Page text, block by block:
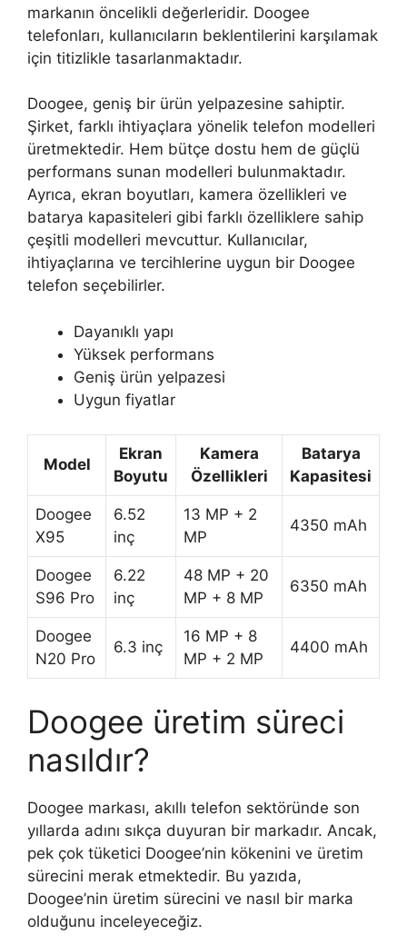
markanın öncelikli değerleridir. Doogee
telefonları, kullanıcıların beklentilerini karşılamak
için titizlikle tasarlanmaktadır.
Doogee, geniş bir ürün yelpazesine sahiptir.
Şirket, farklı ihtiyaçlara yönelik telefon modelleri
üretmektedir. Hem bütçe dostu hem de güçlü
performans sunan modelleri bulunmaktadır.
Ayrıca, ekran boyutları, kamera özellikleri ve
batarya kapasiteleri gibi farklı özelliklere sahip
çeşitli modelleri mevcuttur. Kullanıcılar,
ihtiyaçlarına ve tercihlerine uygun bir Doogee
telefon seçebilirler.
Dayanıklı yapı
Yüksek performans
Geniş ürün yelpazesi
Uygun fiyatlar
Model
Ekran
Boyutu
Kamera
Özellikleri
Batarya
Kapasitesi
Doogee
X95
6.52
inç
13 MP + 2
MP
4350 mAh
Doogee
S96 Pro
6.22
inç
48 MP + 20
MP + 8 MP
6350 mAh
Doogee
N20 Pro
6.3 inç
16 MP + 8
MP + 2 MP
4400 mAh
Doogee üretim süreci
nasıldır?
Doogee markası, akıllı telefon sektöründe son
yıllarda adını sıkça duyuran bir markadır. Ancak,
pek çok tüketici Doogee’nin kökenini ve üretim
sürecini merak etmektedir. Bu yazıda,
Doogee’nin üretim sürecini ve nasıl bir marka
olduğunu inceleyeceğiz.